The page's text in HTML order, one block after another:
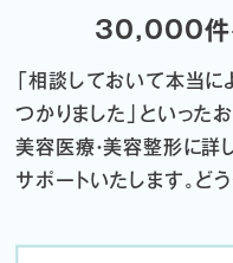
30,000件
「相談しておいて本当に
つかりました」 といった
美容医療・美容整形に詳
サポートいたします。 ど